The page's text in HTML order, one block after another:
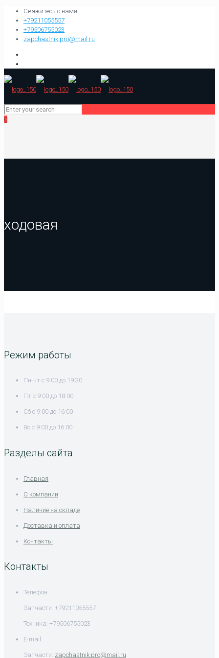
Свяжитесь с нами:
+79211055557
+79506755023
zapchastnik.pro@mail.ru
0
ходовая
Режим работы
Пн-чт с 9:00 до 19:30
Пт с 9:00 до 18:00
Сб с 9:00 до 16:00
Вс с 9:00 до 16:00
Разделы сайта
Главная
О компании
Наличие на складе
Доставка и оплата
Контакты
Контакты
Телефон:
Запчасти: +79211055557
Техника: +79506755023
E-mail:
Запчасти: zapchastnik.pro@mail.ru